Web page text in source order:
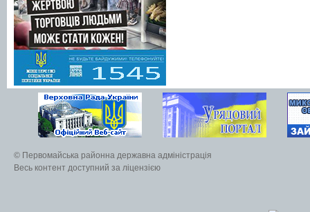
© Первомайська районна державна адміністрація
Весь контент доступний за ліцензією